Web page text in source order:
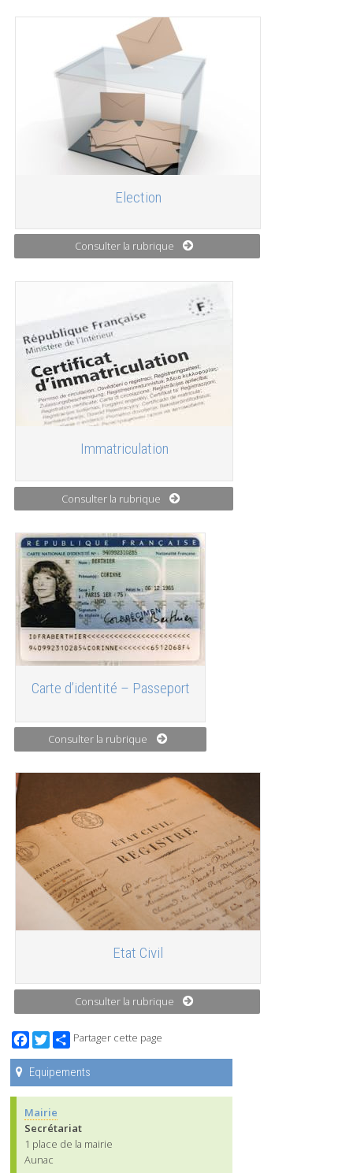
Election
Consulter la rubrique
Immatriculation
Consulter la rubrique
Carte d’identité – Passeport
Consulter la rubrique
Etat Civil
Consulter la rubrique
Facebook
TwitterPartager cette page
Equipements
Mairie
Secrétariat
1 place de la mairie
Aunac